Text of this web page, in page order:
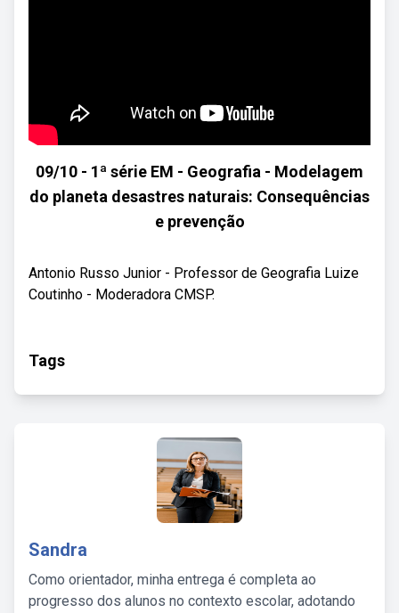
09/10 - 1ª série EM - Geografia - Modelagem
do planeta desastres naturais: Consequências
e prevenção
Antonio Russo Junior - Professor de Geografia Luize
Coutinho - Moderadora CMSP.
Tags
Sandra
Como orientador, minha entrega é completa ao
progresso dos alunos no contexto escolar, adotando